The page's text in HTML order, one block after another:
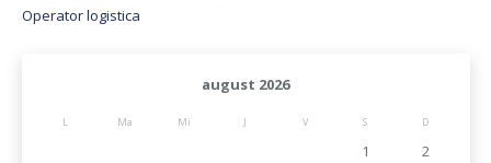
Operator logistica
august 2026
L Ma Mi J V S D
1
2